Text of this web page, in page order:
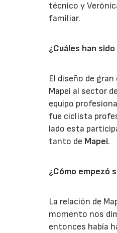
técnico y
familiar.
¿Cuáles han
El diseño de
Mapei al sector
equipo
fue ciclista
lado esta
tanto de Mapei.
¿Cómo empezó
La relación de
momento nos
entonces había